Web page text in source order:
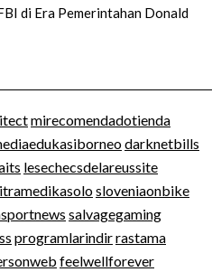
di Era Pemerintahan Donald
mirecomendadotienda
darknetbills
lesechecsdelareussite
sloveniaonbike
salvagegaming
programlarindirrastama
feelwellforever